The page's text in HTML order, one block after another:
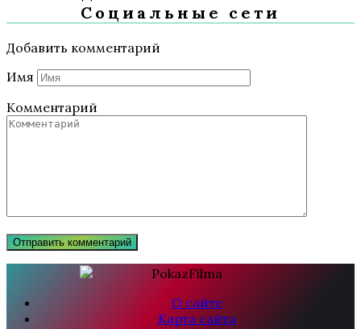
Социальные сети
Добавить комментарий
Имя
Комментарий
О сайте
Карта сайта